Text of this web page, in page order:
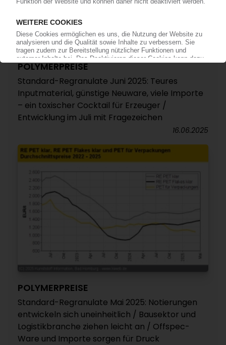
POLYMERPREISE
Standard-Regranulate Juni 2025: Teures
Inputmaterial, günstige Neuware, viele Importe
– ein toxischer Cocktail für Erzeuger /
Entwicklung im Juli mit Fragezeichen
16.06.2025
POLYMERPREISE
Standard-Regranulate Mai 2025: Notierungen
entwickeln sich uneinheitlich / Bausektor und
Logistikbranche ziehen leicht an / Offspec-
Ware und Importe sorgen für Druck